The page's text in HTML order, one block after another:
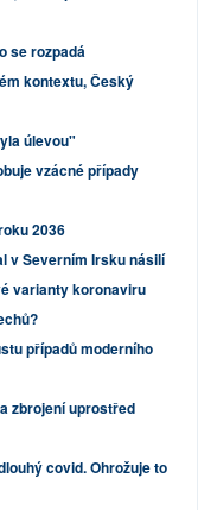
se rozpadá
kontextu, Český
úlevou"
vzácné případy
2036
v Severním Irsku násilí
varianty koronaviru
případů moderního
zbrojení uprostřed
covid. Ohrožuje to